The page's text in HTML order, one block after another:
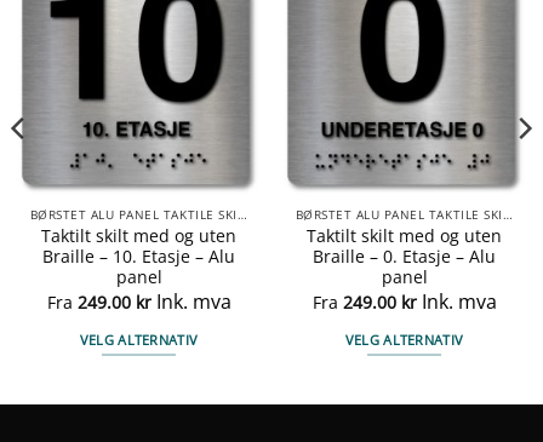
BØRSTET ALU PANEL TAKTILE SKILTER
Taktilt skilt med og uten
Braille – 10. Etasje – Alu
panel
Fra 249.00 kr Ink. mva
VELG ALTERNATIV
BØRSTET ALU PANEL TAKTILE SKILTER
Taktilt skilt med og uten
Braille – 0. Etasje – Alu
panel
Fra 249.00 kr Ink. mva
VELG ALTERNATIV